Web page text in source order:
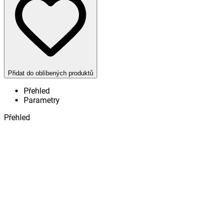
Přidat do oblíbených produktů
Přehled
Parametry
Přehled